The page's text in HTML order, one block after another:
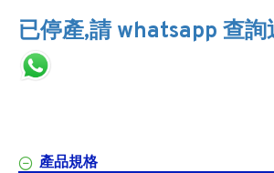
已停產,請 whatsapp 查詢
產品規格